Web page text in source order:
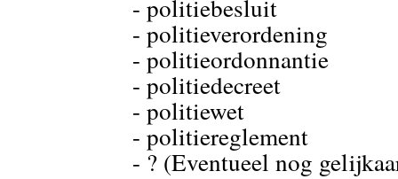
- politiebesluit
- politieverordening
- politieordonnantie
- politiedecreet
- politiewet
- politiereglement
- ? (Eventueel nog